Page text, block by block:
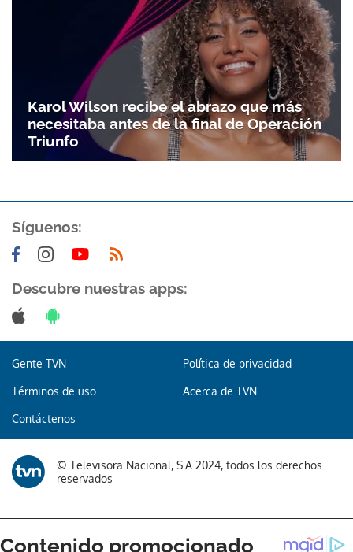
ACEPTAR
Karol Wilson recibe el abrazo que más
necesitaba antes de la final de Operación
Triunfo
Síguenos:
Descubre nuestras apps:
Gente TVN Política de privacidad
Términos de uso Acerca de TVN
Contáctenos
© Televisora Nacional, S.A 2024, todos los derechos
reservados